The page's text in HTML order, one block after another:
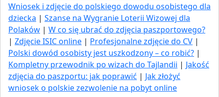
Wniosek i zdjęcie do polskiego dowodu osobistego dla
dziecka | Szanse na Wygranie Loterii Wizowej dla
Polaków | W co się ubrać do zdjęcia paszportowego?
| Zdjęcie ISIC online | Profesjonalne zdjęcie do CV |
Polski dowód osobisty jest uszkodzony – co robić? |
Kompletny przewodnik po wizach do Tajlandii | Jakość
zdjęcia do paszportu: jak poprawić | Jak złożyć
wniosek o polskie zezwolenie na pobyt online